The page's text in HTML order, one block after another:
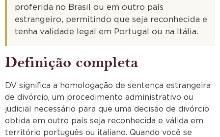
proferida no Brasil ou em outro país
estrangeiro, permitindo que seja reconhecida e
tenha validade legal em Portugal ou na Itália.
Definição completa
DV significa a homologação de sentença estrangeira
de divórcio, um procedimento administrativo ou
judicial necessário para que uma decisão de divórcio
obtida em outro país seja reconhecida e válida em
território português ou italiano. Quando você se